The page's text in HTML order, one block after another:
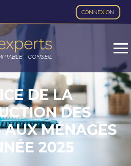
CONNEXION
DE LA
DES
AUX MÉNAGES
2025